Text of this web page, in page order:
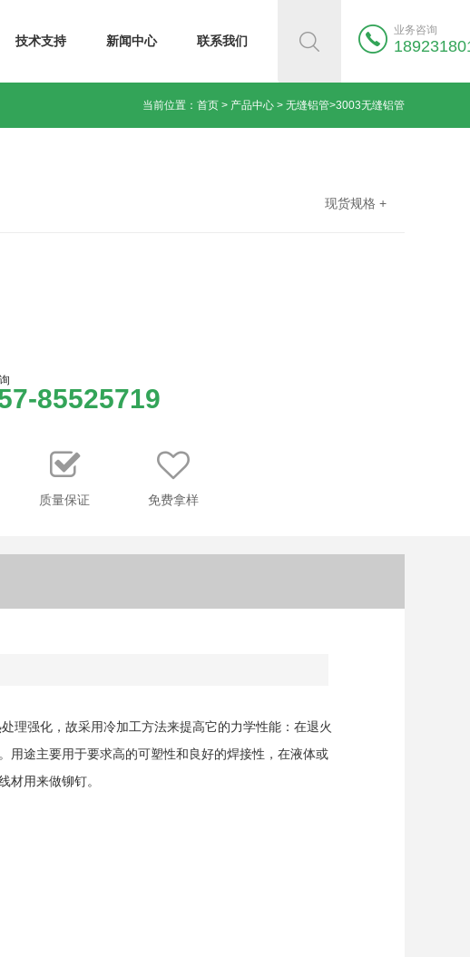
技术支持 新闻中心 联系我们
业务咨询
当前位置： 首页 > 产品中心 > 无缝铝管>3003无缝铝管
现货规格 +
85525719
质量保证 免费拿样
理强化，故采用冷加工方法来提高它的力学性能：在退火
用途主要用于要求高的可塑性和良好的焊接性，在液体或
材用来做铆钉。